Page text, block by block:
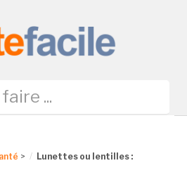
>
Lunettes ou lentilles :